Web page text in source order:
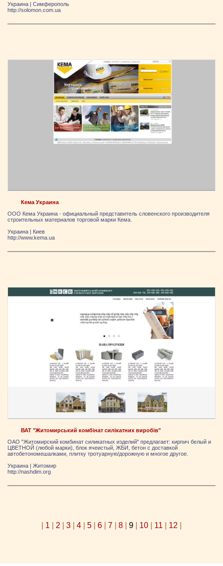
Украина | Симферополь
http://solomon.com.ua
Кема Украина
ООО Кема Украина - официальный представитель словенского производителя
строительных материалов торговой марки Кема.
Украина
Киев
http://www.kema.ua
ВАТ "Житомирський комбінат силікатних виробів"
ОАО "Житомирский комбинат силикатных изделий" предлагает: кирпич белый и
ЦВЕТНОЙ (любой марки), блок ячеистый, ЖБИ, бетон с доставкой
автобетономешалками, плитку тротуарную/дорожную и многое другое.
Украина | Житомир
http://nashdim.org
1 2 3 4 5 6 7 8 9 10 11 12